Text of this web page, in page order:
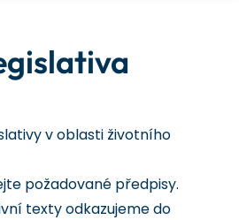
v oblasti životního
požadované předpisy.
texty odkazujeme do